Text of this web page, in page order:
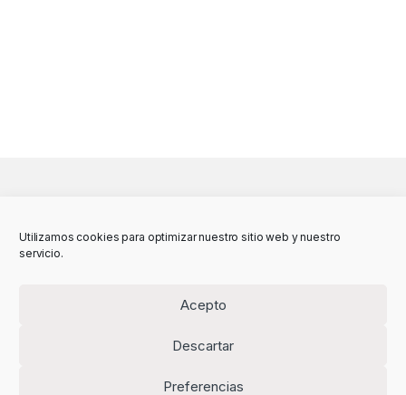
Utilizamos cookies para optimizar nuestro sitio web y nuestro
servicio.
Acepto
Descartar
Preferencias